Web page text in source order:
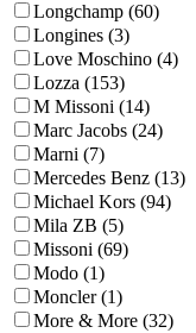
Longchamp (60)
Longines (3)
Love Moschino (4)
Lozza (153)
M Missoni (14)
Marc Jacobs (24)
Marni (7)
Mercedes Benz (13)
Michael Kors (94)
Mila ZB (5)
Missoni (69)
Modo (1)
Moncler (1)
More & More (32)